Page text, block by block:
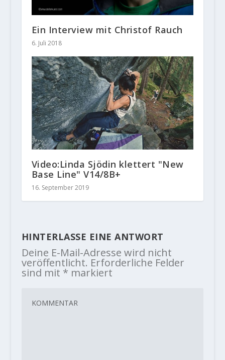
Ein Interview mit Christof Rauch
6. Juli 2018
Video:Linda Sjödin klettert "New
Base Line" V14/8B+
16. September 2019
HINTERLASSE EINE ANTWORT
Deine E-Mail-Adresse wird nicht
veröffentlicht. Erforderliche Felder
sind mit * markiert